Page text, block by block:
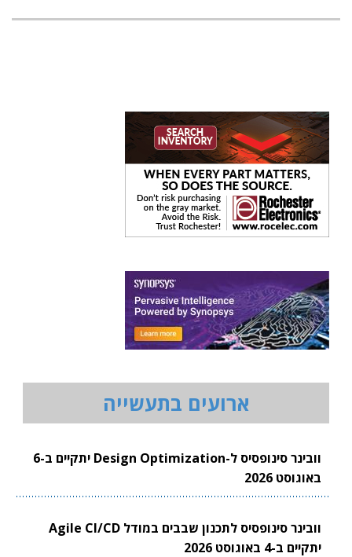
ארועים בתעשייה
וובינר סינופסיס ל-Design Optimization יתקיים ב-6
באוגוסט 2026
וובינר סינופסיס לתכנון שבבים במודל Agile CI/CD
יתקיים ב-4 באוגוסט 2026